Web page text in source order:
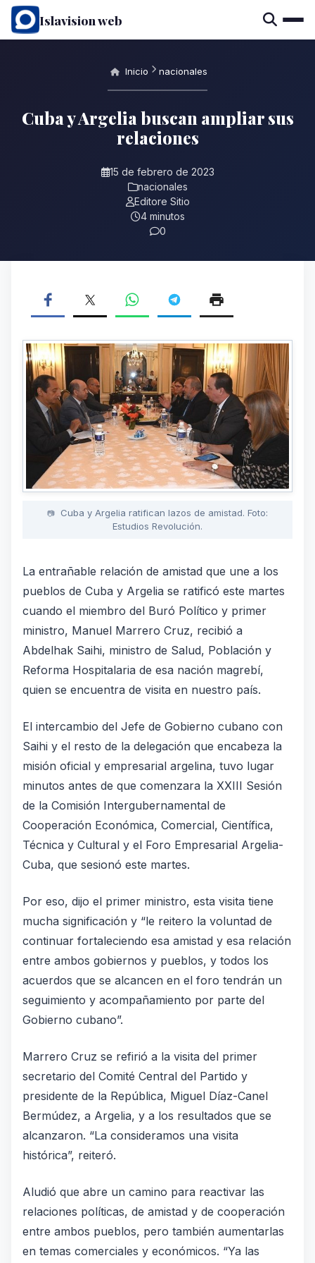
Islavision web
Inicio nacionales
Cuba y Argelia buscan ampliar sus
relaciones
15 de febrero de 2023
nacionales
Editore Sitio
4 minutos
0
Cuba y Argelia ratifican lazos de amistad. Foto:
Estudios Revolución.
La entrañable relación de amistad que une a los
pueblos de Cuba y Argelia se ratificó este martes
cuando el miembro del Buró Político y primer
ministro, Manuel Marrero Cruz, recibió a
Abdelhak Saihi, ministro de Salud, Población y
Reforma Hospitalaria de esa nación magrebí,
quien se encuentra de visita en nuestro país.
El intercambio del Jefe de Gobierno cubano con
Saihi y el resto de la delegación que encabeza la
misión oficial y empresarial argelina, tuvo lugar
minutos antes de que comenzara la XXIII Sesión
de la Comisión Intergubernamental de
Cooperación Económica, Comercial, Científica,
Técnica y Cultural y el Foro Empresarial Argelia-
Cuba, que sesionó este martes.
Por eso, dijo el primer ministro, esta visita tiene
mucha significación y “le reitero la voluntad de
continuar fortaleciendo esa amistad y esa relación
entre ambos gobiernos y pueblos, y todos los
acuerdos que se alcancen en el foro tendrán un
seguimiento y acompañamiento por parte del
Gobierno cubano”.
Marrero Cruz se refirió a la visita del primer
secretario del Comité Central del Partido y
presidente de la República, Miguel Díaz-Canel
Bermúdez, a Argelia, y a los resultados que se
alcanzaron. “La consideramos una visita
histórica”, reiteró.
Aludió que abre un camino para reactivar las
relaciones políticas, de amistad y de cooperación
entre ambos pueblos, pero también aumentarlas
en temas comerciales y económicos. “Ya las